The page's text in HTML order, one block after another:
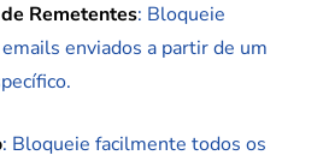
Remetentes: Bloqueie
enviados a partir de um
: Bloqueie facilmente todos os